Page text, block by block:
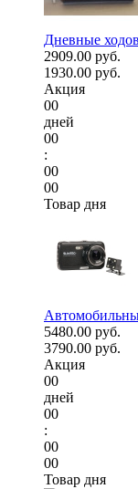
Дневные
2909.00 руб.
1930.00 руб.
Акция
00
дней
00
:
00
00
Товар дня
5480.00 руб.
3790.00 руб.
Акция
00
дней
00
:
00
00
Товар дня